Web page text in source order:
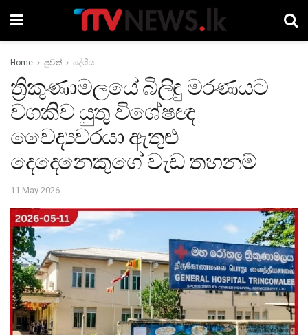
Home පුවත් දේශීය
ත්‍රිකුණාමලයේ බිලිඳු මරණයට
වගකිව යුතු විශේෂඥ
වෛද්‍යවරයා ඇතුළු
දෙදෙනෙකුගේ වැඩ තහනම්
11 May 2026